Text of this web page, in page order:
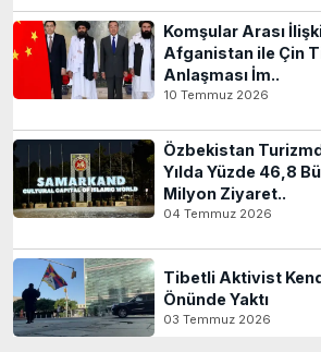
Komşular Arası
Afganistan ile Çin
Anlaşması İm..
10 Temmuz 2026
Özbekistan
Yılda Yüzde 46,8
Milyon Ziyaret..
04 Temmuz 2026
Tibetli Aktivist
Önünde Yaktı
03 Temmuz 2026